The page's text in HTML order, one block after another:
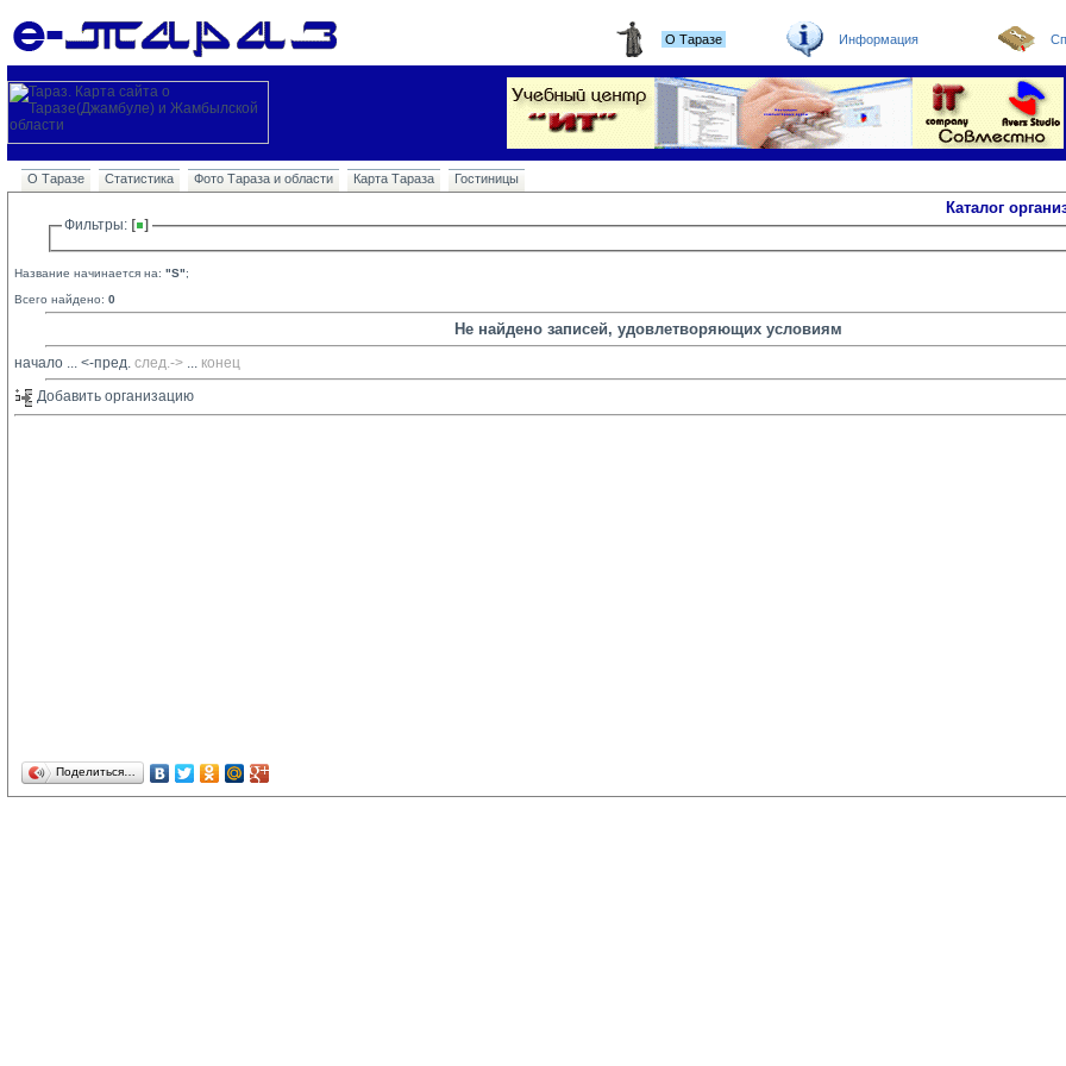
О Таразе Информация
О Таразе Статистика Фото Тараза и области Карта Тараза Гостиницы
Каталог
Фильтры:
Название начинается на: "S";
Всего найдено: 0
Не найдено записей, удовлетворяющих условиям
начало ... <-пред. след.-> ... конец
Добавить организацию
Поделиться…